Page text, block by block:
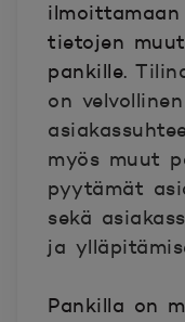
tietojen
pankille.
on
myös muut
pyytämät
sekä
ja
Pankilla on